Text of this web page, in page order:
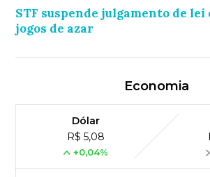
STF suspende julgamento de lei
jogos de azar
Economia
Dólar
R$ 5,08
+0,04%